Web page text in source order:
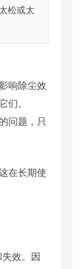
松或太
响除尘效
们。
问题，只
在长期使
效。因